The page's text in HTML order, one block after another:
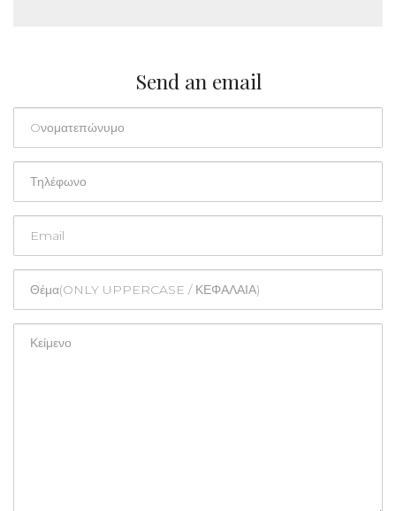
Send an email